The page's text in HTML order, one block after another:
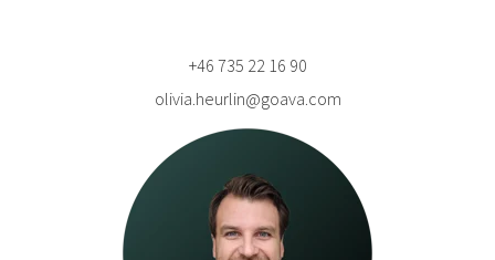
+46 735 22 16 90
olivia.heurlin@goava.com